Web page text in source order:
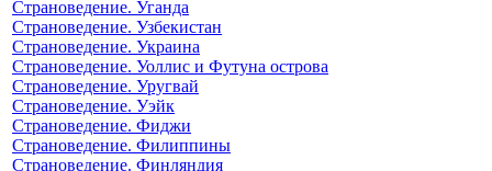
Страноведение. Уганда
Страноведение. Узбекистан
Страноведение. Украина
Страноведение. Уоллис и Футуна острова
Страноведение. Уругвай
Страноведение. Уэйк
Страноведение. Фиджи
Страноведение. Филиппины
Страноведение. Финляндия